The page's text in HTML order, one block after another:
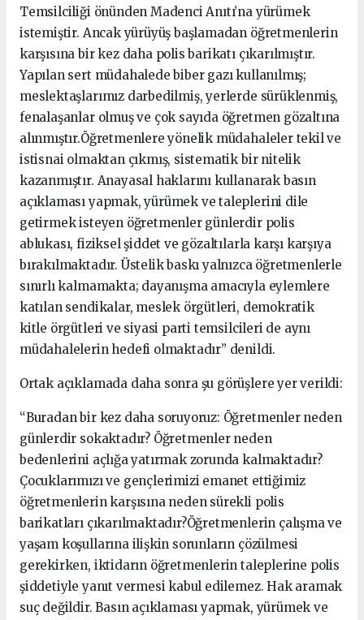
Temsilciliği önünden Madenci Anıtı’na yürümek
istemiştir. Ancak yürüyüş başlamadan öğretmenlerin
karşısına bir kez daha polis barikatı çıkarılmıştır.
Yapılan sert müdahalede biber gazı kullanılmış;
meslektaşlarımız darbedilmiş, yerlerde sürüklenmiş,
fenalaşanlar olmuş ve çok sayıda öğretmen gözaltına
alınmıştır.Öğretmenlere yönelik müdahaleler tekil ve
istisnai olmaktan çıkmış, sistematik bir nitelik
kazanmıştır. Anayasal haklarını kullanarak basın
açıklaması yapmak, yürümek ve taleplerini dile
getirmek isteyen öğretmenler günlerdir polis
ablukası, fiziksel şiddet ve gözaltılarla karşı karşıya
bırakılmaktadır. Üstelik baskı yalnızca öğretmenlerle
sınırlı kalmamakta; dayanışma amacıyla eylemlere
katılan sendikalar, meslek örgütleri, demokratik
kitle örgütleri ve siyasi parti temsilcileri de aynı
müdahalelerin hedefi olmaktadır” denildi.
Ortak açıklamada daha sonra şu görüşlere yer verildi:
“Buradan bir kez daha soruyoruz: Öğretmenler neden
günlerdir sokaktadır? Öğretmenler neden
bedenlerini açlığa yatırmak zorunda kalmaktadır?
Çocuklarımızı ve gençlerimizi emanet ettiğimiz
öğretmenlerin karşısına neden sürekli polis
barikatları çıkarılmaktadır?Öğretmenlerin çalışma ve
yaşam koşullarına ilişkin sorunların çözülmesi
gerekirken, iktidarın öğretmenlerin taleplerine polis
şiddetiyle yanıt vermesi kabul edilemez. Hak aramak
suç değildir. Basın açıklaması yapmak, yürümek ve